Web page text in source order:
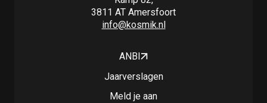
3811 AT Amersfoort
info@kosmik.nl
ANBI
Jaarverslagen
Meld je aan